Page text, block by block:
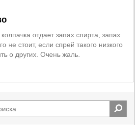
отдает запах спирта, запах
не стоит, если спрей такого низкого
о других. Очень жаль.